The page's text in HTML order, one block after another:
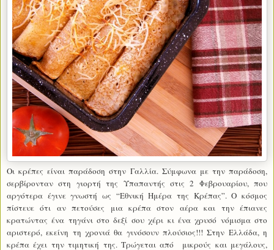
Οι κρέπες είναι παράδοση στην Γαλλία. Σύμφωνα με την παράδοση,
σερβίρονταν στη γιορτή της Υπαπαντής στις 2 Φεβρουαρίου, που
αργότερα έγινε γνωστή ως “Εθνική Ημέρα της Κρέπας”. Ο κόσμος
πίστευε ότι αν πετούσες μια κρέπα στον αέρα και την έπιανες
κρατώντας ένα τηγάνι στο δεξί σου χέρι κι ένα χρυσό νόμισμα στο
αριστερό, εκείνη τη χρονιά θα γινόσουν πλούσιος!!! Στην Ελλάδα, η
κρέπα έχει την τιμητική της. Τρώγεται από
μικρούς και μεγάλους,